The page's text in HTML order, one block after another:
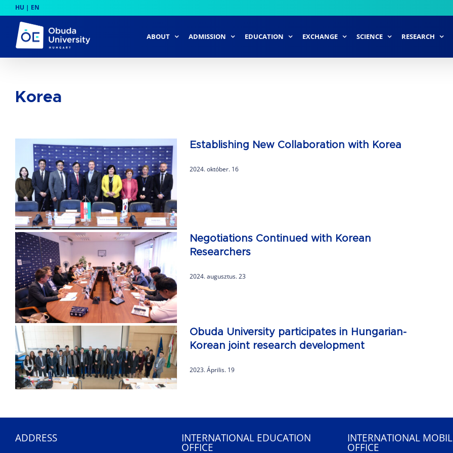
to
content
HU | EN
ABOUT ADMISSION EDUCATION EXCHANGE SCIENCE RESEARCH
Korea
Establishing New Collaboration with Korea
2024. október. 16
Negotiations Continued with Korean
Researchers
2024. augusztus. 23
Obuda University participates in Hungarian-
Korean joint research development
2023. Április. 19
ADDRESS INTERNATIONAL EDUCATION
OFFICE
INTERNATIONAL
OFFICE